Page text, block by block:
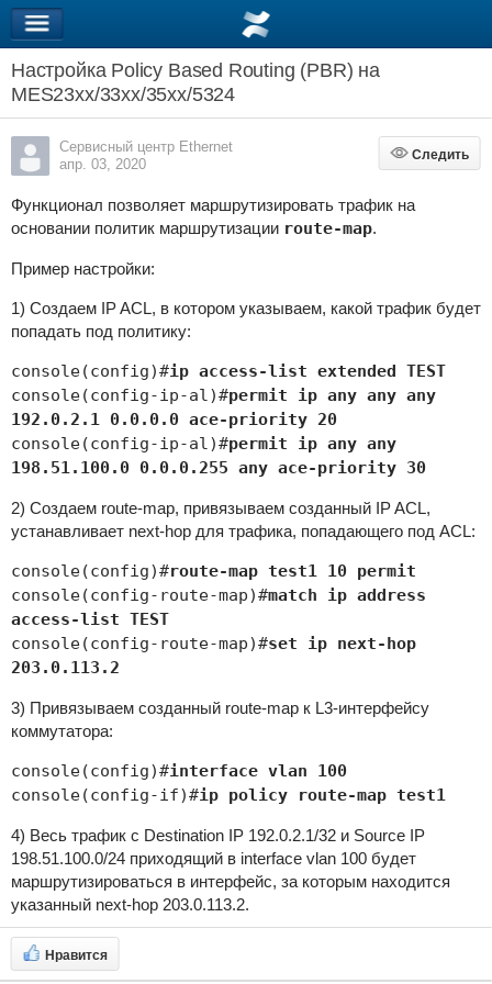
Настройка Policy Based Routing (PBR) на
MES23xx/33xx/35xx/5324
Сервисный центр Ethernet
апр. 03, 2020
Следить
Следить
Функционал позволяет маршрутизировать трафик на
основании политик маршрутизации route-map.
Пример настройки:
1) Создаем IP ACL, в котором указываем, какой трафик будет
попадать под политику:
console(config)#ip access-list extended TEST
console(config-ip-al)#permit ip any any any
192.0.2.1 0.0.0.0 ace-priority 20
console(config-ip-al)#permit ip any any
198.51.100.0 0.0.0.255 any ace-priority 30
2) Создаем route-map, привязываем созданный IP ACL,
устанавливает next-hop для трафика, попадающего под ACL:
console(config)#route-map test1 10 permit
console(config-route-map)#match ip address
access-list TEST
console(config-route-map)#set ip next-hop
203.0.113.2
3) Привязываем созданный route-map к L3-интерфейсу
коммутатора:
console(config)#interface vlan 100
console(config-if)#ip policy route-map test1
4) Весь трафик c Destination IP 192.0.2.1/32 и Source IP
198.51.100.0/24 приходящий в interface vlan 100 будет
маршрутизироваться в интерфейс, за которым находится
указанный next-hop 203.0.113.2.
Нравится